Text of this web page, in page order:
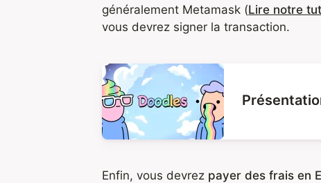
généralement Metamask (Lire notre
vous devrez signer la transaction.
Enfin, vous devrez payer des frais en